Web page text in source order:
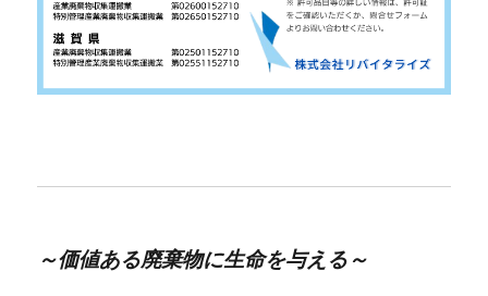
～価値ある廃棄物に生命を与える～